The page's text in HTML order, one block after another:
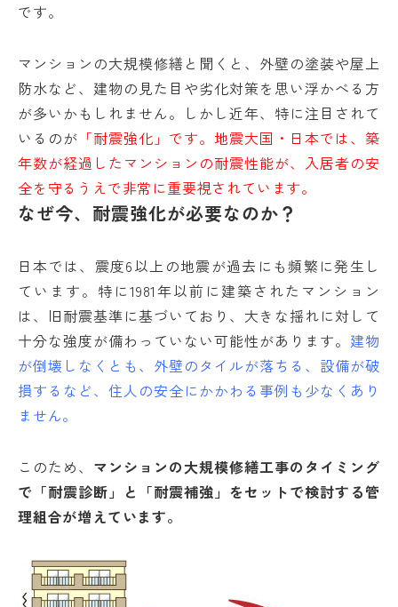
です。
マンションの大規模修繕と聞くと、外壁の塗装や屋上
防水など、建物の見た目や劣化対策を思い浮かべる方
が多いかもしれません。しかし近年、特に注目されて
いるのが 「耐震強化」です。地震大国・日本では、築
年数が経過したマンションの耐震性能が、入居者の安
全を守るうえで非常に重要視されています。
なぜ今、耐震強化が必要なのか？
日本では、震度6以上の地震が過去にも頻繁に発生し
ています。特に1981年以前に建築されたマンション
は、旧耐震基準に基づいており、大きな揺れに対して
十分な強度が備わっていない可能性があります。 建物
が倒壊しなくとも、外壁のタイルが落ちる、設備が破
損するなど、住人の安全にかかわる事例も少なくあり
ません。
このため、 マンションの大規模修繕工事のタイミング
で「耐震診断」と「耐震補強」をセットで検討する管
理組合が増えています。